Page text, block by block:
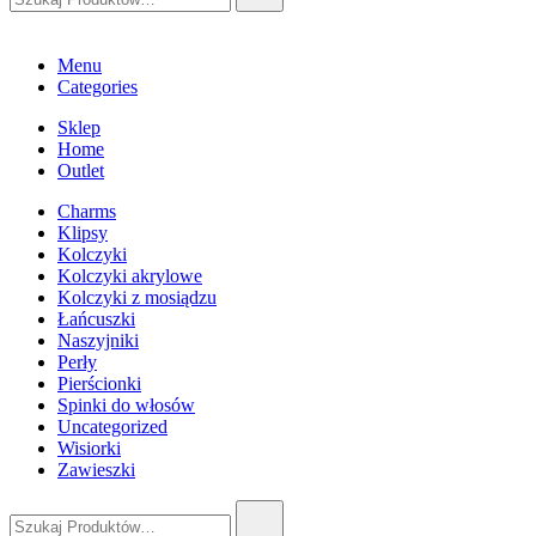
Menu
Categories
Sklep
Home
Outlet
Charms
Klipsy
Kolczyki
Kolczyki akrylowe
Kolczyki z mosiądzu
Łańcuszki
Naszyjniki
Perły
Pierścionki
Spinki do włosów
Uncategorized
Wisiorki
Zawieszki